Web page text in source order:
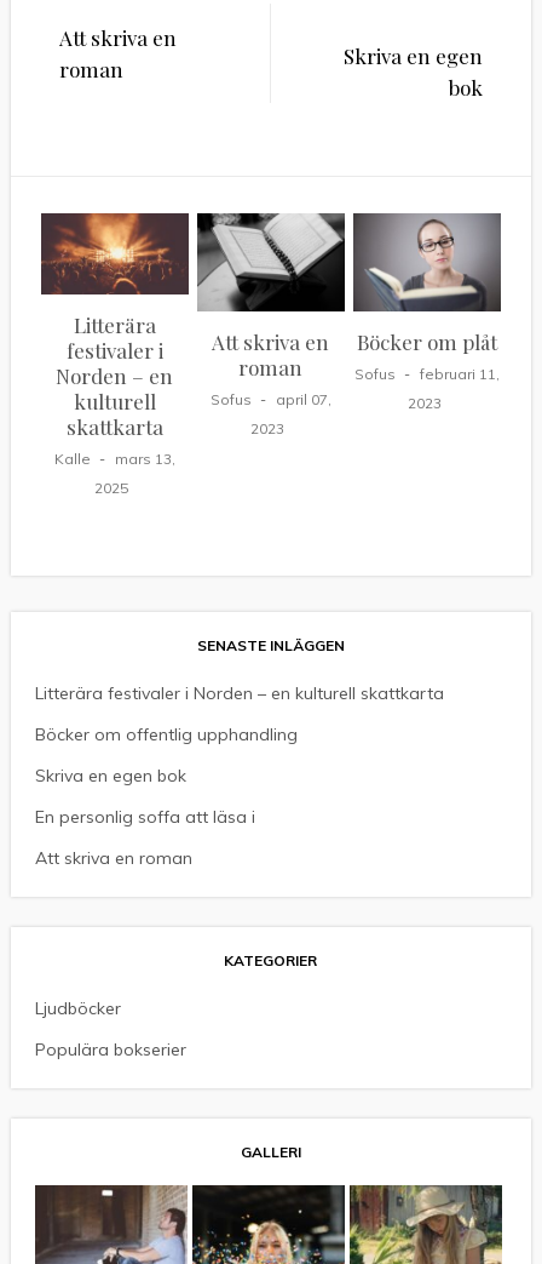
Inläggsnavigering
Att skriva en
roman
Skriva en egen
bok
Litterära
festivaler i
Norden – en
kulturell
skattkarta
Kalle
mars 13,
2025
Att skriva en
roman
Sofus
april 07,
2023
Böcker om plåt
Sofus
februari 11,
2023
SENASTE INLÄGGEN
Litterära festivaler i Norden – en kulturell skattkarta
Böcker om offentlig upphandling
Skriva en egen bok
En personlig soffa att läsa i
Att skriva en roman
KATEGORIER
Ljudböcker
Populära bokserier
GALLERI